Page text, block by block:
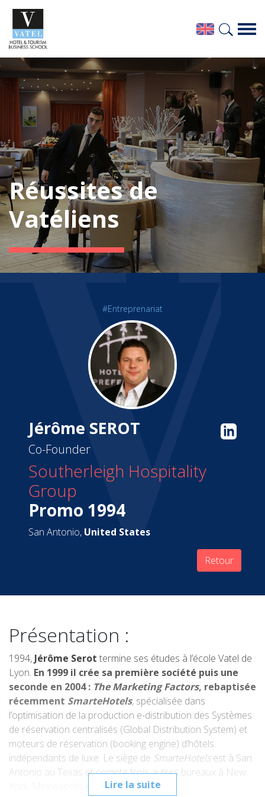
Réussites de
Vatéliens
#Entreprenariat
Jérôme SEROT
Co-Founder
Southerleigh Hospitality
Group
Promo 1994
San Antonio, United States
Retour
Lire la suite
Présentation :
1994, Jérôme Serot termine ses études à l’école Vatel de
Lyon. En 1999 il crée sa première société puis une
seconde en 2004 : The Marketing Factors, rebaptisée
récemment SmarteHotels, spécialisée dans
l’optimisation de la production e-distribution des Systèmes
de réservation centralisés (Global Distribution System) et
moteurs de réservation (booking engine) d’hôtels
indépendants de luxe. Le siège de SmarteHotelsest à San
Antonio au Texas et compte trois autres bureaux à New
York, Minneapolis et en Espagne.